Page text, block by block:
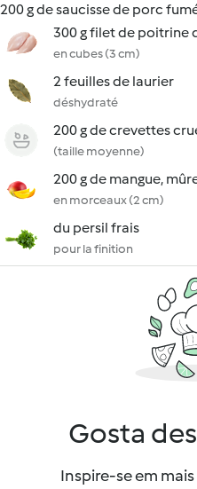
200 g de saucisse de porc
300 g filet de poitrine
en cubes (3 cm)
2 feuilles de laurier
déshydraté
200 g de crevettes
(taille moyenne)
200 g de mangue,
en morceaux (2 cm)
du persil frais
pour la finition
Gosta
Inspire-se em